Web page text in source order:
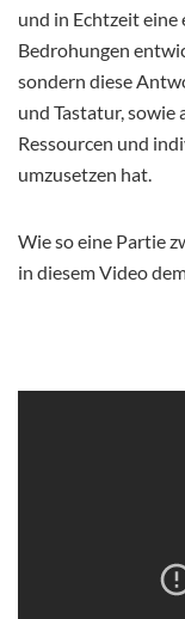
und in Echtzeit
Bedrohungen
sondern diese
und Tastatur, sowie
Ressourcen und
umzusetzen hat.
Wie so eine Partie
in diesem Video